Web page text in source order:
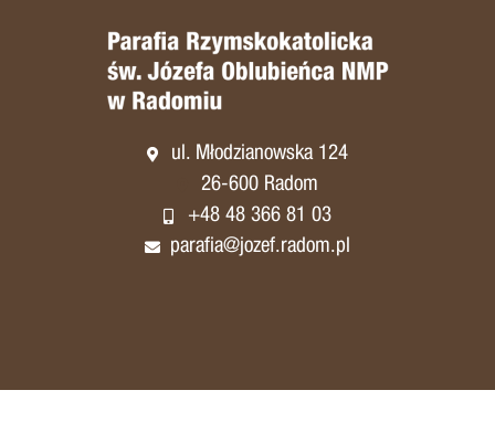
ul. Młodzianowska 124
26-600 Radom
+48 48 366 81 03
parafia@jozef.radom.pl